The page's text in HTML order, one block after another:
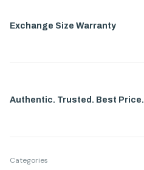
Exchange Size Warranty
Authentic. Trusted. Best Price.
Categories